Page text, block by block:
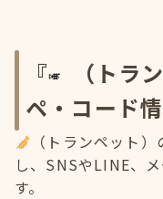
『
（トラ
ペ・コード
（トランペット
し、SNSやLINE、
す。